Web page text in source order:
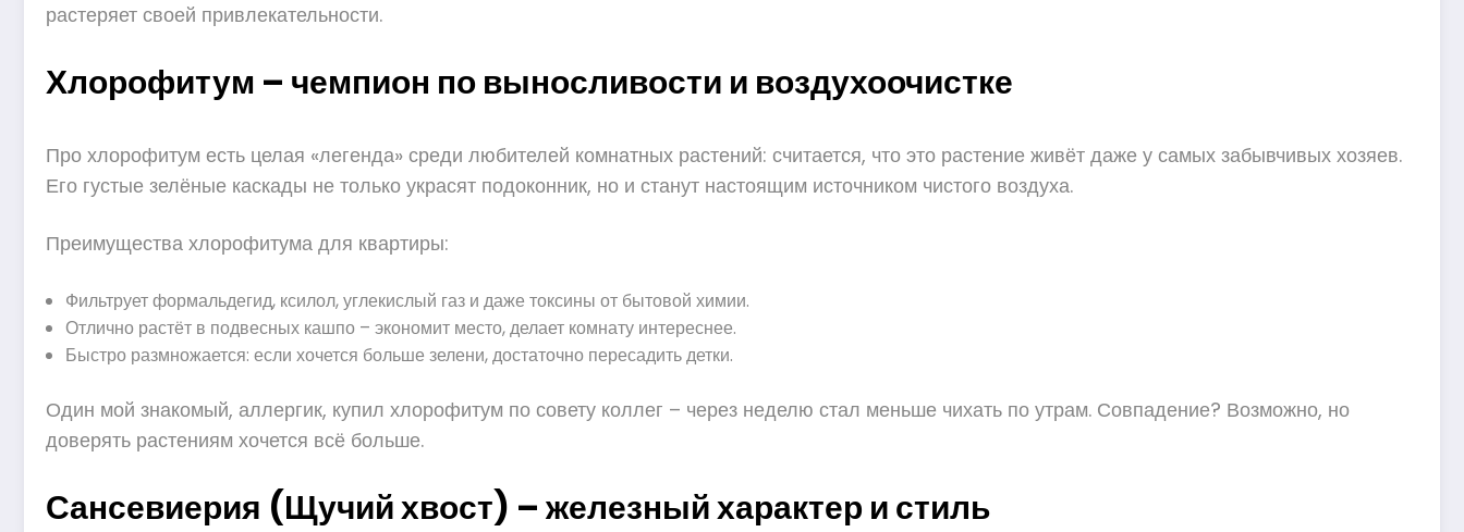
растеряет своей привлекательности.
Хлорофитум – чемпион по выносливости и воздухоочистке
Про хлорофитум есть целая «легенда» среди любителей комнатных растений: считается, что это растение живёт даже у самых забывчивых хозяев.
Его густые зелёные каскады не только украсят подоконник, но и станут настоящим источником чистого воздуха.
Преимущества хлорофитума для квартиры:
Фильтрует формальдегид, ксилол, углекислый газ и даже токсины от бытовой химии.
Отлично растёт в подвесных кашпо – экономит место, делает комнату интереснее.
Быстро размножается: если хочется больше зелени, достаточно пересадить детки.
Один мой знакомый, аллергик, купил хлорофитум по совету коллег – через неделю стал меньше чихать по утрам. Совпадение? Возможно, но
доверять растениям хочется всё больше.
Сансевиерия (Щучий хвост) – железный характер и стиль